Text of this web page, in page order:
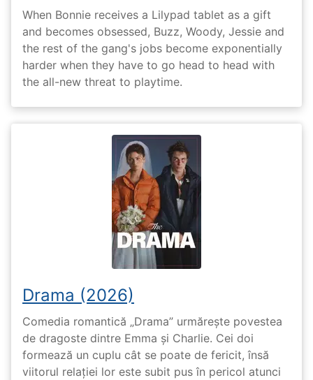
When Bonnie receives a Lilypad tablet as a gift
and becomes obsessed, Buzz, Woody, Jessie and
the rest of the gang's jobs become exponentially
harder when they have to go head to head with
the all-new threat to playtime.
Drama (2026)
Comedia romantică „Drama” urmărește povestea
de dragoste dintre Emma și Charlie. Cei doi
formează un cuplu cât se poate de fericit, însă
viitorul relației lor este subit pus în pericol atunci